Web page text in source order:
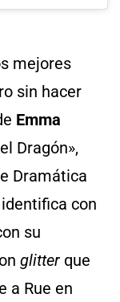
mejores
sin hacer
Emma
Dragón»,
Dramática
con
su
glitter que
a Rue en